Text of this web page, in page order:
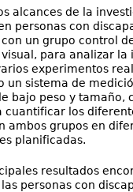
alcances de la
personas con
un grupo control
para analizar la
experimentos
un sistema de
bajo peso y tamaño,
cuantificar los
ambos grupos en
planificadas.
resultados
personas con